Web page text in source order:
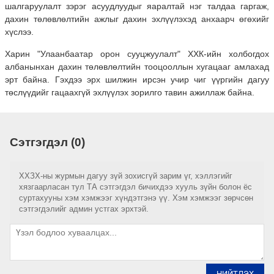
шалгаруулалт зэрэг асуудлуудыг яаралтай нэг талдаа гаргаж,
дахин төлөвлөлтийн ажлыг дахин эхлүүлэхэд анхаарч өгөхийг
хүслээ.
Харин "Улаанбаатар орон сууцжуулалт" ХХК-ийн холбогдох
албанынхан дахин төлөвлөлтийн тооцооллын хугацааг амлахад
эрт байна. Гэхдээ эрх шилжин ирсэн учир чиг үүргийн дагуу
төслүүдийг гацаахгүй эхлүүлэх зорилго тавин ажиллаж байна.
Сэтгэгдэл (0)
ХХЗХ-ны журмын дагуу зүй зохисгүй зарим үг, хэллэгийг
хязгаарласан тул ТА сэтгэгдэл бичихдээ хууль зүйн болон ёс
суртахууны хэм хэмжээг хүндэтгэнэ үү. Хэм хэмжээг зөрчсөн
сэтгэгдэлийг админ устгах эрхтэй.